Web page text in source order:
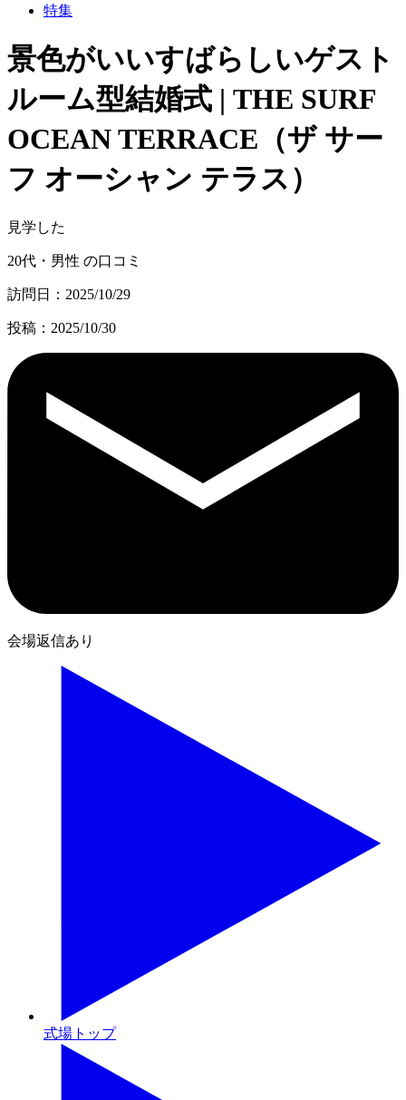
特集
景色がいいすばらしいゲスト
ルーム型結婚式 | THE SURF
OCEAN TERRACE（ザ サー
フ オーシャン テラス）
見学した
20代・男性 の口コミ
訪問日：2025/10/29
投稿：2025/10/30
会場返信あり
式場トップ